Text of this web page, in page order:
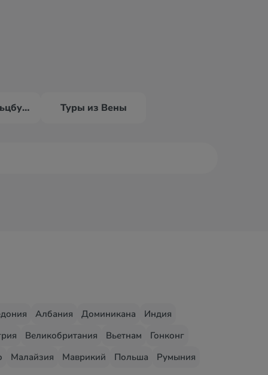
Туры из Зальцбурга Туры из Вены
Албания Доминикана
Индия
Великобритания Вьетнам
Гонконг
Малайзия Маврикий Польша Румыния